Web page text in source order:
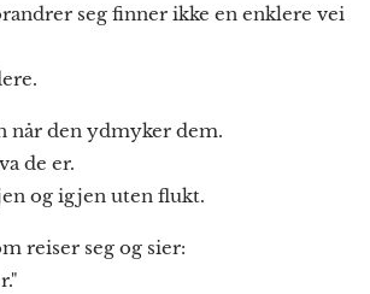
seg finner ikke en enklere vei
når den ydmyker dem.
de er.
og igjen uten flukt.
reiser seg og sier: